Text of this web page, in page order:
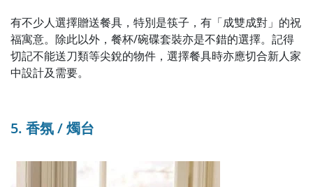
有不少人選擇贈送餐具，特別是筷子，有「成雙成對」的祝
福寓意。除此以外，餐杯/碗碟套裝亦是不錯的選擇。記得
切記不能送刀類等尖銳的物件，選擇餐具時亦應切合新人家
中設計及需要。
5. 香氛 / 燭台